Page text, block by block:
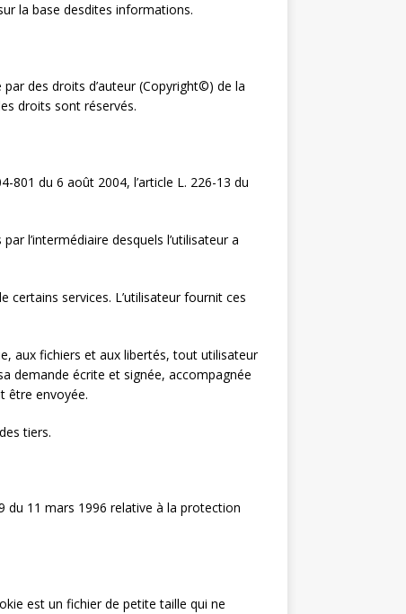
la base desdites informations.
des droits d’auteur (Copyright©) de la
droits sont réservés.
801 du 6 août 2004, l’article L. 226-13 du
l’intermédiaire desquels l’utilisateur a
certains services. L’utilisateur fournit ces
aux fichiers et aux libertés, tout utilisateur
demande écrite et signée, accompagnée
être envoyée.
tiers.
du 11 mars 1996 relative à la protection
est un fichier de petite taille qui ne